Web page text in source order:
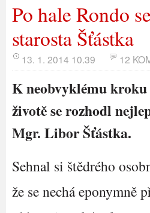
Po hale Rondo
starosta Šťástka
13. 1. 2014 10.39 12
K neobvyklému
životě se rozhodl
Mgr. Libor Šťástka.
Sehnal si štědrého
že se nechá eponymně